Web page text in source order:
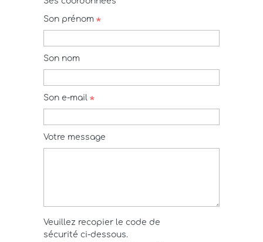
Son prénom
Son nom
Son e-mail
Votre message
Veuillez recopier le code de
sécurité ci-dessous.